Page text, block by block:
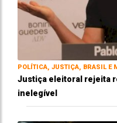
POLÍTICA, JUSTIÇA, BRASIL E
Justiça eleitoral rejeita
inelegível